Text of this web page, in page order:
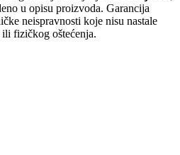
u opisu proizvoda. Garancija
neispravnosti koje nisu nastale
fizičkog oštećenja.